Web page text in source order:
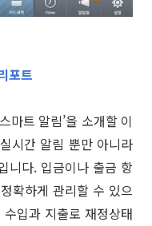
포트
마트 알림’을 소개할 이
시간 알림 뿐만 아니라
니다. 입금이나 출금 항
확하게 관리할 수 있으
입과 지출로 재정상태